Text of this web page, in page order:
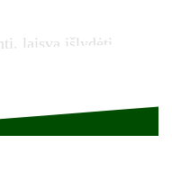
laisvą išlydėti